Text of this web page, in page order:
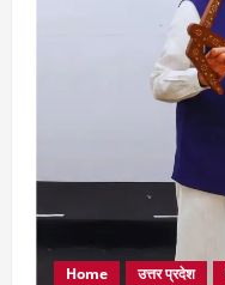
Home उत्तर प्रदेश